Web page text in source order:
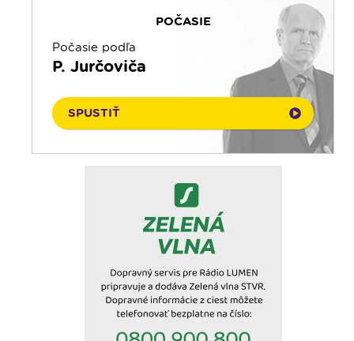
09. 08. 2026
Infolumen
Emauzy - sv. omša 18:00
09. 08. 2026
POČASIE
Počasie podľa
P. Jurčoviča
SPUSTIŤ